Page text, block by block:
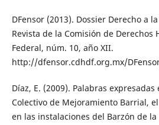
DFensor (2013). Dossier Derecho a
Revista de la Comisión de Derechos
Federal, núm. 10, año XII.
http://dfensor.cdhdf.org.mx/
Díaz, E. (2009). Palabras
Colectivo de Mejoramiento Barrial,
en las instalaciones del Barzón de